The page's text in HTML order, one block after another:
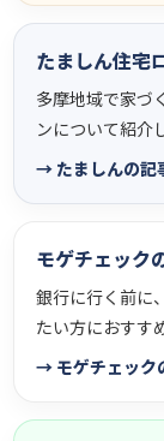
たましん住宅
多摩地域で家づ
ンについて紹介
→ たましんの記
モゲチェック
銀行に行く前に
たい方におすす
→ モゲチェック